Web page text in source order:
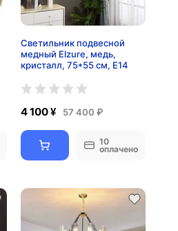
Светильник подвесной
медный Elzure, медь,
кристалл, 75*55 см, Е14
4 100 ¥ 57 400 ₽
10
оплачено